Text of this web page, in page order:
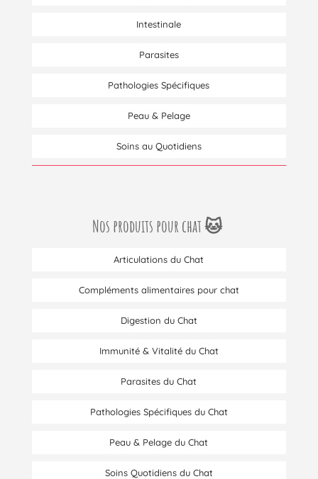
Intestinale
Parasites
Pathologies Spécifiques
Peau & Pelage
Soins au Quotidiens
Nos produits pour chat 🐱
Articulations du Chat
Compléments alimentaires pour chat
Digestion du Chat
Immunité & Vitalité du Chat
Parasites du Chat
Pathologies Spécifiques du Chat
Peau & Pelage du Chat
Soins Quotidiens du Chat